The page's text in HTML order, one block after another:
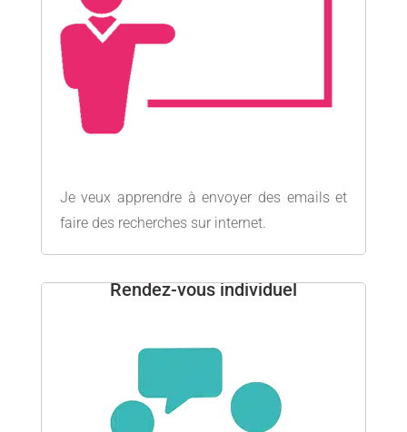
Je veux apprendre à envoyer des emails et
faire des recherches sur internet.
Rendez-vous individuel